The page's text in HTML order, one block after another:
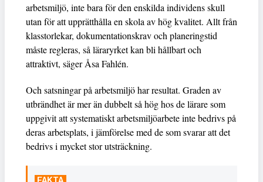
arbetsmiljö, inte bara för den enskilda individens skull
utan för att upprätthålla en skola av hög kvalitet. Allt från
klasstorlekar, dokumentationskrav och planeringstid
måste regleras, så läraryrket kan bli hållbart och
attraktivt, säger Åsa Fahlén.
Och satsningar på arbetsmiljö har resultat. Graden av
utbrändhet är mer än dubbelt så hög hos de lärare som
uppgivit att systematiskt arbetsmiljöarbete inte bedrivs på
deras arbetsplats, i jämförelse med de som svarar att det
bedrivs i mycket stor utsträckning.